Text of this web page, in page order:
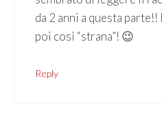
da 2 anni a questa
poi così “strana”! 😉
Reply